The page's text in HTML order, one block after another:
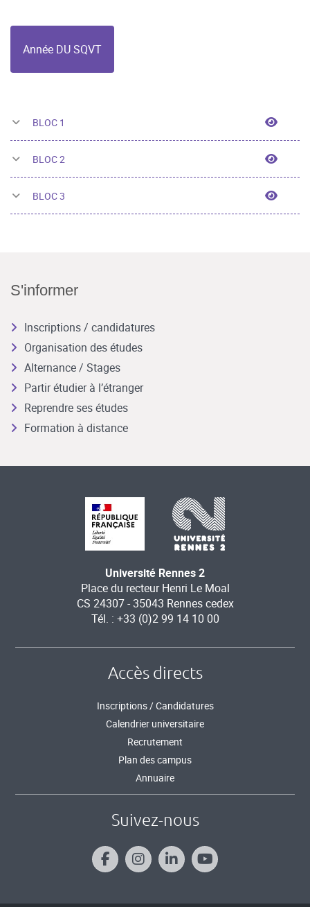
Année DU SQVT
BLOC 1 BLOC
BLOC 2 BLOC
BLOC 3 BLOC
S'informer
Inscriptions / candidatures
Organisation des études
Alternance / Stages
Partir étudier à l’étranger
Reprendre ses études
Formation à distance
Université Rennes 2
Place du recteur Henri Le Moal
CS 24307 - 35043 Rennes cedex
Tél. : +33 (0)2 99 14 10 00
Accès directs
Inscriptions / Candidatures
Calendrier universitaire
Recrutement
Plan des campus
Annuaire
Suivez-nous